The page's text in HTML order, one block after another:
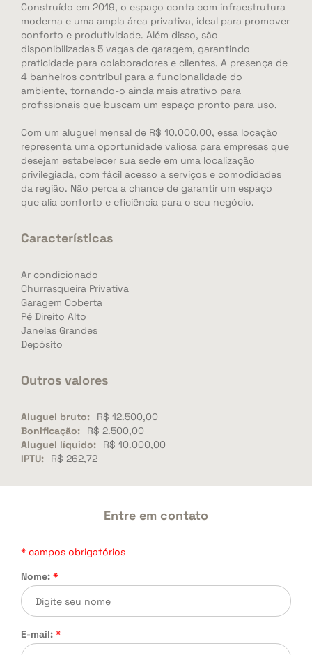
Construído em 2019, o espaço conta com infraestrutura
moderna e uma ampla área privativa, ideal para promover
conforto e produtividade. Além disso, são
disponibilizadas 5 vagas de garagem, garantindo
praticidade para colaboradores e clientes. A presença de
4 banheiros contribui para a funcionalidade do
ambiente, tornando-o ainda mais atrativo para
profissionais que buscam um espaço pronto para uso.
Com um aluguel mensal de R$ 10.000,00, essa locação
representa uma oportunidade valiosa para empresas que
desejam estabelecer sua sede em uma localização
privilegiada, com fácil acesso a serviços e comodidades
da região. Não perca a chance de garantir um espaço
que alia conforto e eficiência para o seu negócio.
Características
Ar condicionado
Churrasqueira Privativa
Garagem Coberta
Pé Direito Alto
Janelas Grandes
Depósito
Outros valores
Aluguel bruto:
R$ 12.500,00
Bonificação:
R$ 2.500,00
Aluguel líquido:
R$ 10.000,00
IPTU:
R$ 262,72
Entre em contato
* campos obrigatórios
Nome: *
E-mail: *